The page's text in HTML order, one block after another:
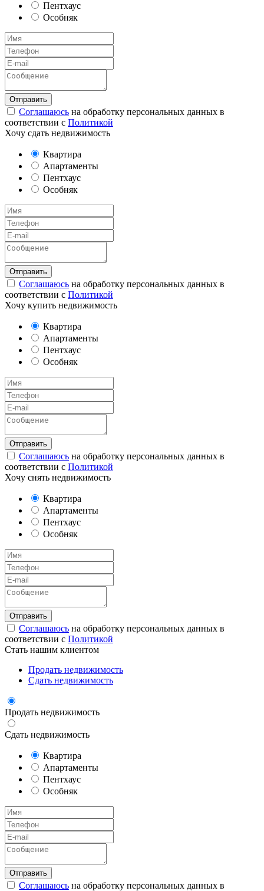
Пентхаус
Особняк
Соглашаюсь на обработку персональных данных в
соответствии с Политикой
Хочу сдать недвижимость
Квартира
Апартаменты
Пентхаус
Особняк
Соглашаюсь на обработку персональных данных в
соответствии с Политикой
Хочу купить недвижимость
Квартира
Апартаменты
Пентхаус
Особняк
Соглашаюсь на обработку персональных данных в
соответствии с Политикой
Хочу снять недвижимость
Квартира
Апартаменты
Пентхаус
Особняк
Соглашаюсь на обработку персональных данных в
соответствии с Политикой
Стать нашим клиентом
Продать недвижимость
Сдать недвижимость
Продать недвижимость
Сдать недвижимость
Квартира
Апартаменты
Пентхаус
Особняк
Соглашаюсь на обработку персональных данных в